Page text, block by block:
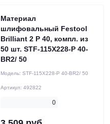
Материал
шлифовальный Festool
Brilliant 2 P 40, компл. из
50 шт. STF-115X228-P 40-
BR2/ 50
Модель: STF-115X228-P 40-BR2/ 50
Артикул: 492822
0